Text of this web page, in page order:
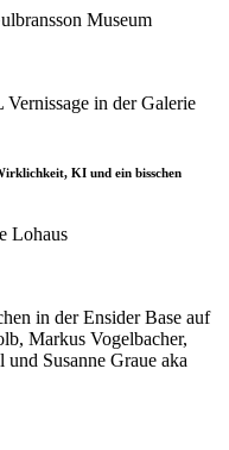
Museum
KI und ein bisschen
Lohaus